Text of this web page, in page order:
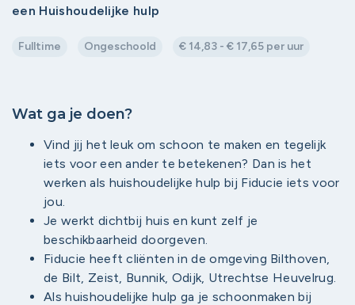
een Huishoudelijke hulp
Fulltime Ongeschoold € 14,83 - € 17,65 per uur
Wat ga je doen?
Vind jij het leuk om schoon te maken en tegelijk
iets voor een ander te betekenen? Dan is het
werken als huishoudelijke hulp bij Fiducie iets voor
jou.
Je werkt dichtbij huis en kunt zelf je
beschikbaarheid doorgeven.
Fiducie heeft cliënten in de omgeving Bilthoven,
de Bilt, Zeist, Bunnik, Odijk, Utrechtse Heuvelrug.
Als huishoudelijke hulp ga je schoonmaken bij